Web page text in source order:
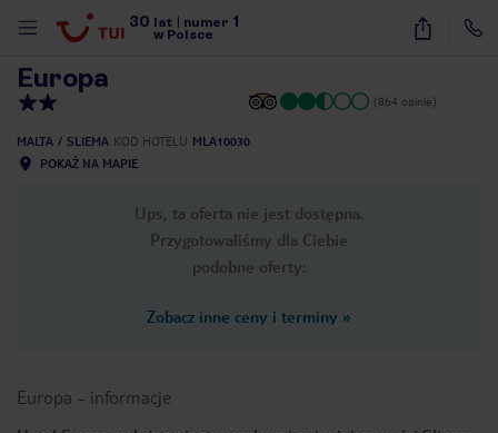
30 lat numer 1
w Polsce
21
Europa
(864 opinie)
MALTA SLIEMA KOD HOTELU MLA10030
POKAŻ NA MAPIE
Ups, ta oferta nie jest dostępna.
Przygotowaliśmy dla Ciebie
podobne oferty:
Zobacz inne ceny i terminy »
Europa - informacje